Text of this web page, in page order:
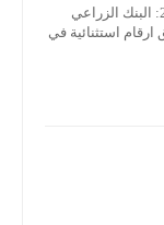
كتب: سيلين القاضي القاهرة – 6 أغسطس 2026: البنك الزراعي
استثنائية في